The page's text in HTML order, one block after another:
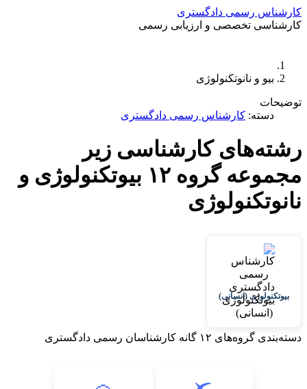
کارشناس رسمی دادگستری
کارشناسی تخصصی و ارزیابی رسمی
بیو و نانوتکنولوژی
توضیحات
دسته: کارشناس رسمی دادگستری
رشته‌های کارشناسی زیر
مجموعه گروه ۱۲ بیوتکنولوژی و
نانوتکنولوژی
بیوتکنولوژی (انسانی)
دسته‌بندی گروه‌های ۱۲ گانه کارشناسان رسمی دادگستری